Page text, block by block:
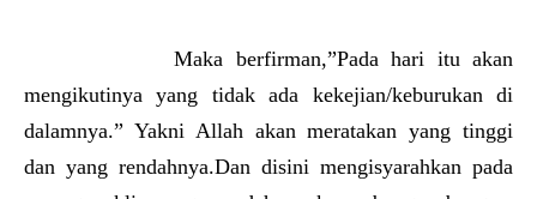
Maka berfirman,”Pada hari itu akan
mengikutinya yang tidak ada kekejian/keburukan di
dalamnya.” Yakni Allah akan meratakan yang tinggi
dan yang rendahnya.Dan disini mengisyarahkan pada